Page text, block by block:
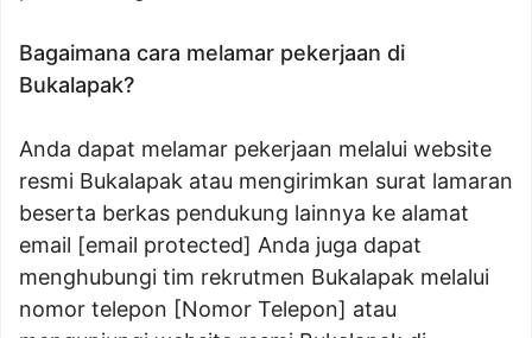
Bagaimana cara melamar pekerjaan di
Bukalapak?
Anda dapat melamar pekerjaan melalui website
resmi Bukalapak atau mengirimkan surat lamaran
beserta berkas pendukung lainnya ke alamat
email [email protected] Anda juga dapat
menghubungi tim rekrutmen Bukalapak melalui
nomor telepon [Nomor Telepon] atau